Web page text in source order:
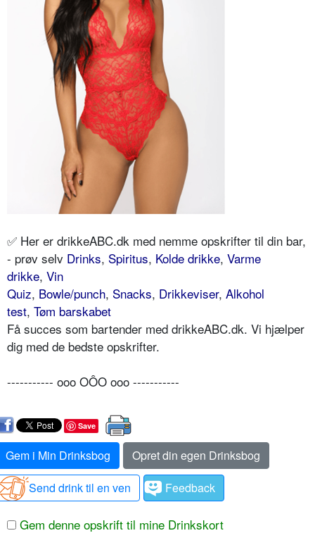
✅ Her er drikkeABC.dk med nemme opskrifter til din bar,
- prøv selv Drinks, Spiritus, Kolde drikke, Varme
drikke, Vin
Quiz, Bowle/punch, Snacks, Drikkeviser, Alkohol
test, Tøm barskabet
Få succes som bartender med drikkeABC.dk. Vi hjælper
dig med de bedste opskrifter.
----------- ooo OÔO ooo -----------
Save
Gem i Min Drinksbog
Opret din egen Drinksbog
Send drink til en ven
Feedback
Gem denne opskrift til mine Drinkskort